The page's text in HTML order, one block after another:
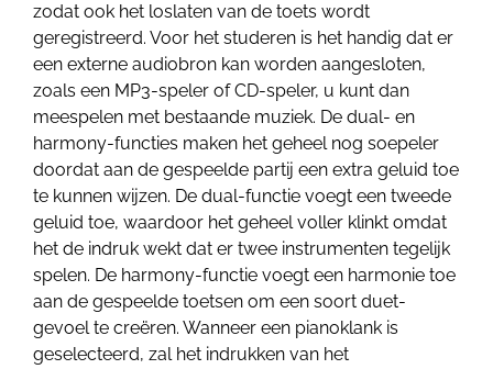
zodat ook het loslaten van de toets wordt
geregistreerd. Voor het studeren is het handig dat er
een externe audiobron kan worden aangesloten,
zoals een MP3-speler of CD-speler, u kunt dan
meespelen met bestaande muziek. De dual- en
harmony-functies maken het geheel nog soepeler
doordat aan de gespeelde partij een extra geluid toe
te kunnen wijzen. De dual-functie voegt een tweede
geluid toe, waardoor het geheel voller klinkt omdat
het de indruk wekt dat er twee instrumenten tegelijk
spelen. De harmony-functie voegt een harmonie toe
aan de gespeelde toetsen om een soort duet-
gevoel te creëren. Wanneer een pianoklank is
geselecteerd, zal het indrukken van het